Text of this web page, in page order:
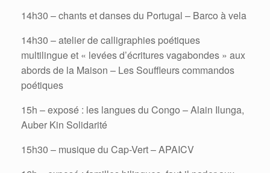
14h30 – chants et danses du Portugal – Barco à vela
14h30 – atelier de calligraphies poétiques
multilingue et « levées d’écritures vagabondes » aux
abords de la Maison – Les Souffleurs commandos
poétiques
15h – exposé : les langues du Congo – Alain Ilunga,
Auber Kin Solidarité
15h30 – musique du Cap-Vert – APAICV